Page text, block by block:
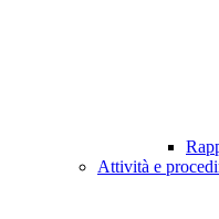
Attività e